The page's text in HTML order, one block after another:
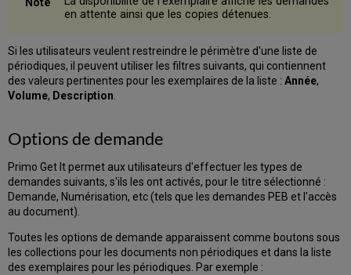
en attente ainsi que les copies détenues.
Si les utilisateurs veulent restreindre le périmètre d'une liste de
périodiques, il peuvent utiliser les filtres suivants, qui contiennent
des valeurs pertinentes pour les exemplaires de la liste :Année,
Volume, Description.
Options de demande
Primo Get It permet aux utilisateurs d'effectuer les types de
demandes suivants, s'ils les ont activés, pour le titre sélectionné :
Demande, Numérisation, etc (tels que les demandes PEB et l'accès
au document).
Toutes les options de demande apparaissent comme boutons sous
les collections pour les documents non périodiques et dans la liste
des exemplaires pour les périodiques. Par exemple :